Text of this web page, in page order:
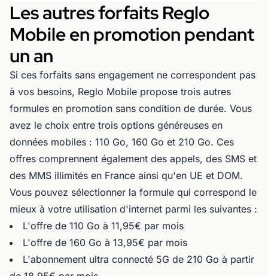
Les autres forfaits Reglo
Mobile en promotion pendant
un an
Si ces forfaits sans engagement ne correspondent pas
à vos besoins, Reglo Mobile propose trois autres
formules en promotion sans condition de durée. Vous
avez le choix entre trois options généreuses en
données mobiles : 110 Go, 160 Go et 210 Go. Ces
offres comprennent également des appels, des SMS et
des MMS illimités en France ainsi qu'en UE et DOM.
Vous pouvez sélectionner la formule qui correspond le
mieux à votre utilisation d'internet parmi les suivantes :
L'offre de 110 Go à 11,95€ par mois
L'offre de 160 Go à 13,95€ par mois
L'abonnement ultra connecté 5G de 210 Go à partir